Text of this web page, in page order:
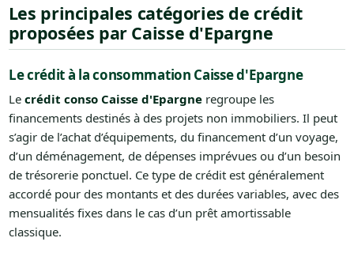
Les principales catégories de crédit
proposées par Caisse d'Epargne
Le crédit à la consommation Caisse d'Epargne
Le crédit conso Caisse d'Epargneregroupe les
financements destinés à des projets non immobiliers. Il peut
s’agir de l’achat d’équipements, du financement d’un voyage,
d’un déménagement, de dépenses imprévues ou d’un besoin
de trésorerie ponctuel. Ce type de crédit est généralement
accordé pour des montants et des durées variables, avec des
mensualités fixes dans le cas d’un prêt amortissable
classique.